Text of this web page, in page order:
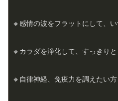
🔸感情の波をフラットにして、
🔸カラダを浄化して、すっきり
🔸自律神経、免疫力を調えたい方